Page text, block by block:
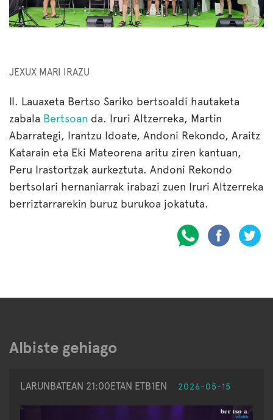
JEXUX MARI IRAZU
II. Lauaxeta Bertso Sariko bertsoaldi hautaketa
zabala Bertsoan da. Iruri Altzerreka, Martin
Abarrategi, Irantzu Idoate, Andoni Rekondo, Araitz
Katarain eta Eki Mateorena aritu ziren kantuan,
Peru Irastortzak aurkeztuta. Andoni Rekondo
bertsolari hernaniarrak irabazi zuen Iruri Altzerreka
berriztarrarekin buruz burukoa jokatuta.
Albiste gehiago
LARUNBATEAN 21:00ETAN ETB1EN 2026-05-15